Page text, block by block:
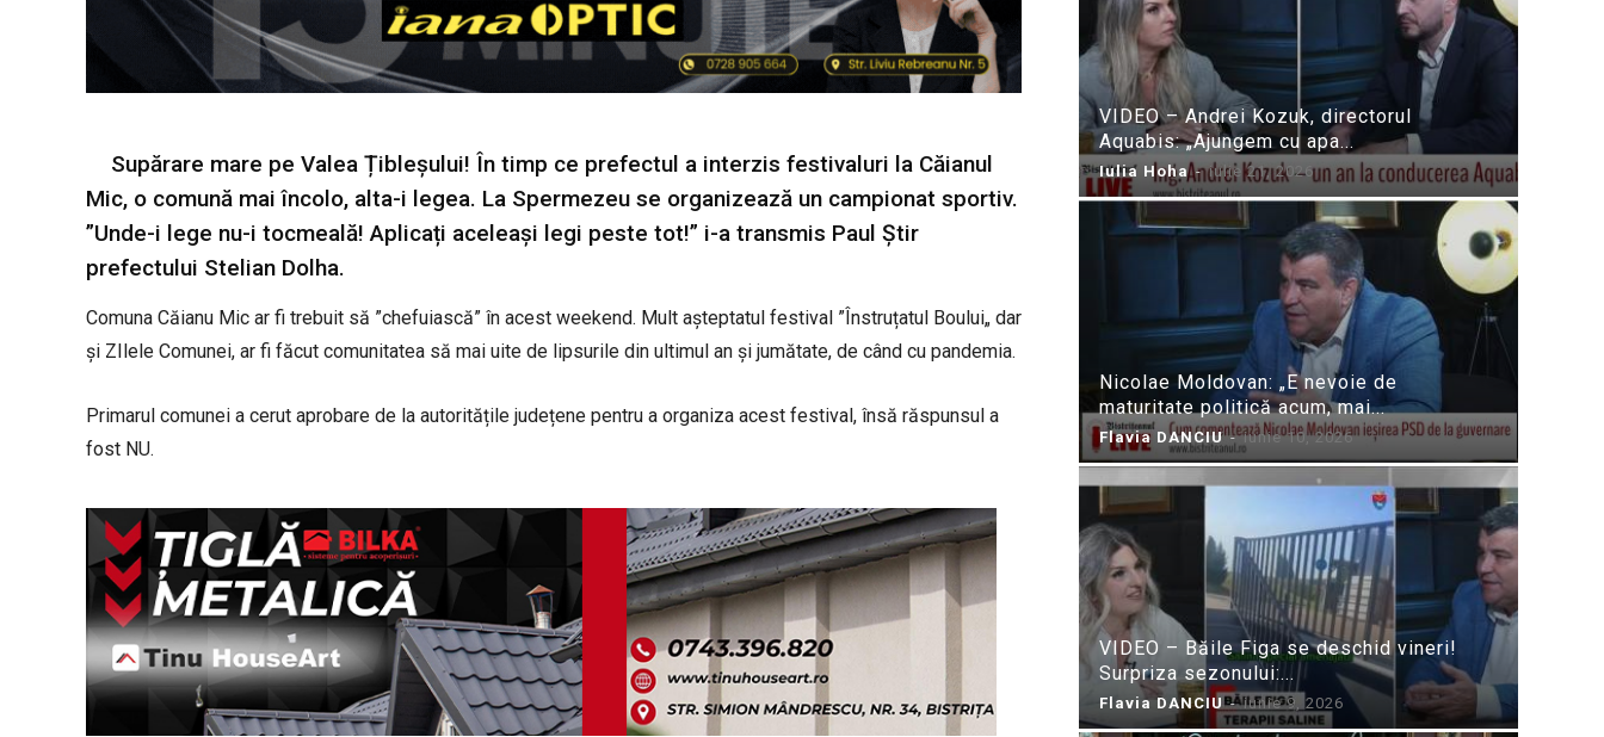
Supărare mare pe Valea Țibleșului! În timp ce prefectul a interzis festivaluri la Căianul
Mic, o comună mai încolo, alta-i legea. La Spermezeu se organizează un campionat sportiv.
”Unde-i lege nu-i tocmeală! Aplicați aceleași legi peste tot!” i-a transmis Paul Știr
prefectului Stelian Dolha.
Comuna Căianu Mic ar fi trebuit să ”chefuiască” în acest weekend. Mult așteptatul festival ”Înstruțatul Boului„ dar
și ZIlele Comunei, ar fi făcut comunitatea să mai uite de lipsurile din ultimul an și jumătate, de când cu pandemia.
Primarul comunei a cerut aprobare de la autoritățile județene pentru a organiza acest festival, însă răspunsul a
fost NU.
VIDEO – Andrei Kozuk, directorul
Aquabis: „Ajungem cu apa...
Iulia Hoha - iulie 21, 2026
Nicolae Moldovan: „E nevoie de
maturitate politică acum, mai...
Flavia DANCIU - iunie 10, 2026
VIDEO – Băile Figa se deschid vineri!
Surpriza sezonului:...
Flavia DANCIU - iunie 9, 2026